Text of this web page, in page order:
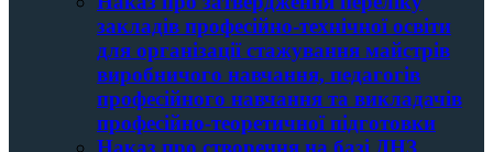
закладів професійно-технічної освіти
для організації стажування майстрів
виробничого навчання, педагогів
професійного навчання та викладачів
професійно-теоретичної підготовки
Наказ про створення на базі ДНЗ